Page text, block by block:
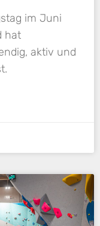
im Juni
hat
aktiv und